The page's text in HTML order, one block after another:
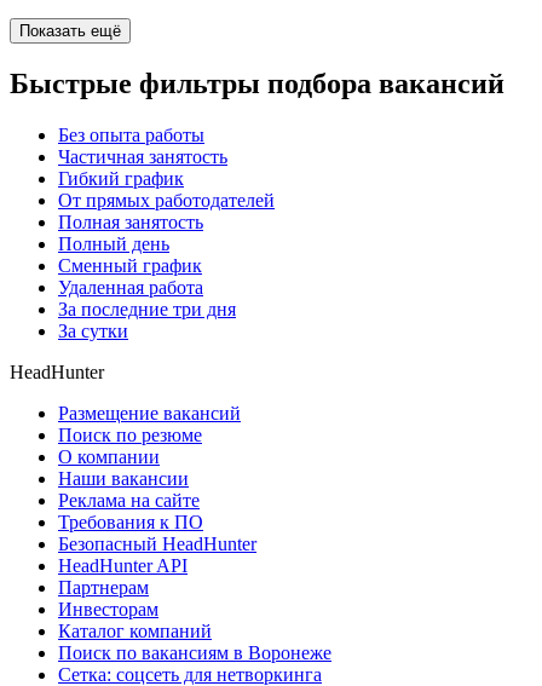
Показать ещё
Быстрые фильтры подбора вакансий
Без опыта работы
Частичная занятость
Гибкий график
От прямых работодателей
Полная занятость
Полный день
Сменный график
Удаленная работа
За последние три дня
За сутки
HeadHunter
Размещение вакансий
Поиск по резюме
О компании
Наши вакансии
Реклама на сайте
Требования к ПО
Безопасный HeadHunter
HeadHunter API
Партнерам
Инвесторам
Каталог компаний
Поиск по вакансиям в Воронеже
Сетка: соцсеть для нетворкинга